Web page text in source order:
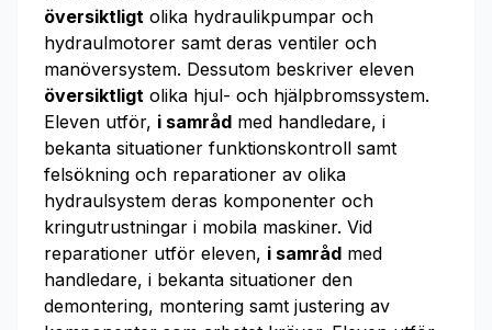
översiktligt olika hydraulikpumpar och
hydraulmotorer samt deras ventiler och
manöversystem. Dessutom beskriver eleven
översiktligt olika hjul- och hjälpbromssystem.
Eleven utför, i samråd med handledare, i
bekanta situationer funktionskontroll samt
felsökning och reparationer av olika
hydraulsystem deras komponenter och
kringutrustningar i mobila maskiner. Vid
reparationer utför eleven, i samråd med
handledare, i bekanta situationer den
demontering, montering samt justering av